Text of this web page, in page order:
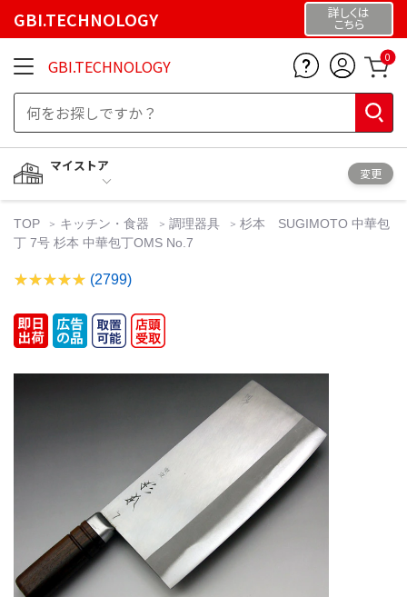
GBI.TECHNOLOGY 詳しくは
こちら
GBI.TECHNOLOGY 0
マイストア
変更
TOP キッチン・食器 調理器具
杉本 SUGIMOTO 中華包
丁 7号 杉本 中華包丁OMS No.7
(2799)